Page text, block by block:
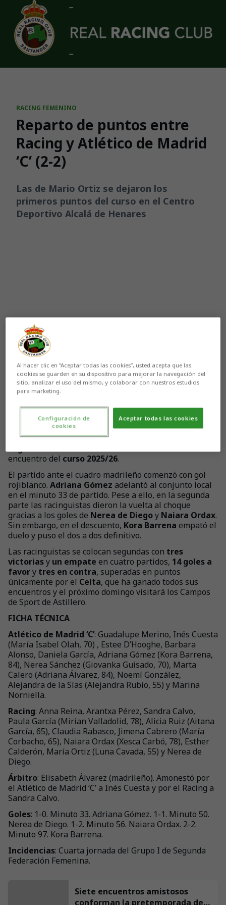
Skip to main content
RACING FEMENINO
Reparto de puntos entre
Racing y Atlético de Madrid
‘C’ (2-2)
Las de Mario Ortiz se dejaron los
primeros puntos del curso en el Centro
Deportivo Alcalá de Henares
Aún no hay reacciones. ¡Sé el primero!
Racingempata ante el Atlético de Madrid ‘C’(2-2)
Centro Deportivo Alcalá de Henares. Las
Mario Ortizse dejaron los primeros puntos de
encuentro del curso 2025/26.
El partido ante el cuadro madrileño comenzó con gol
rojiblanco. Adriana Gómez adelantó al conjunto local
en el minuto 33 de partido. Pese a ello, en la segunda
parte las racinguistas dieron la vuelta al choque
gracias a los goles de Nerea de Diegoy Naiara Ordax.
Sin embargo, en el descuento, Kora Barrena empató el
duelo y puso el dos a dos definitivo.
Las racinguistas se colocan segundas con tres
victoriasy un empate en cuatro partidos, 14 goles a
favory tres en contra, superadas en puntos
únicamente por el Celta, que ha ganado todos sus
encuentros y el próximo domingo visitará los Campos
de Sport de Astillero.
FICHA TÉCNICA
Atlético de Madrid ‘C’: Guadalupe Merino, Inés Cuesta
(María Isabel Olah, 70) , Estee D’Hooghe, Barbara
Alonso, Daniela García, Adriana Gómez (Kora Barrena,
84), Nerea Sánchez (Giovanka Guisado, 70), Marta
Calero (Adriana Álvarez, 84), Noemí González,
Alejandra de la Sías (Alejandra Rubio, 55) y Marina
Norniella.
Racing: Anna Reina, Arantxa Pérez, Sandra Calvo,
Paula García (Mirian Valladolid, 78), Alicia Ruiz (Aitana
García, 65), Claudia Rabasco, Jimena Cabrero (María
Corbacho, 65), Naiara Ordax (Xesca Carbó, 78), Esther
Calderón, María Ortiz (Luna Cavada, 55) y Nerea de
Diego.
Árbitro: Elisabeth Álvarez (madrileño). Amonestó por
el Atlético de Madrid ‘C’ a Inés Cuesta y por el Racing a
Sandra Calvo.
Goles: 1-0. Minuto 33. Adriana Gómez. 1-1. Minuto 50.
Nerea de Diego. 1-2. Minuto 56. Naiara Ordax. 2-2.
Minuto 97. Kora Barrena.
Incidencias: Cuarta jornada del Grupo I de Segunda
Federación Femenina.
Siete encuentros amistosos
conforman la pretemporada del
Al hacer clic en “Aceptar todas las cookies”, usted acepta que las
cookies se guarden en su dispositivo para mejorar la navegación del
sitio, analizar el uso del mismo, y colaborar con nuestros estudios
para marketing.
Aceptar todas las cookies
Configuración de
cookies